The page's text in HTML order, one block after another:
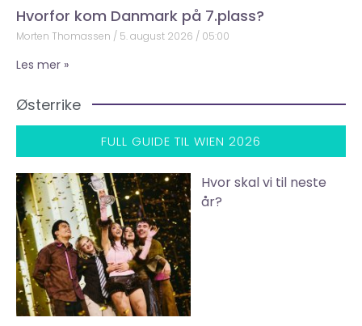
Hvorfor kom Danmark på 7.plass?
Morten Thomassen 5. august 2026 05:00
Les mer »
Østerrike
FULL GUIDE TIL WIEN 2026
Hvor skal vi til neste
år?